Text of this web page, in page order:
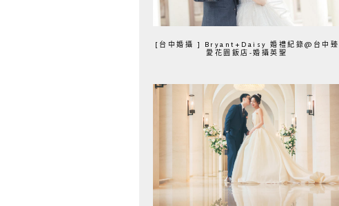
[台中婚攝 ] Bryant+Daisy 婚禮紀錄@台中臻
愛花園飯店-婚攝英聖